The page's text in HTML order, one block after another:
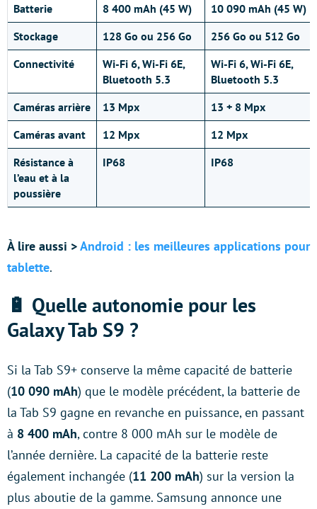
Batterie
8 400 mAh (45 W)
10 090 mAh (45 W)
Stockage
128 Go ou 256 Go
256 Go ou 512 Go
Connectivité
Wi-Fi 6, Wi-Fi 6E,
Bluetooth 5.3
Wi-Fi 6, Wi-Fi 6E,
Bluetooth 5.3
Caméras arrière
13 Mpx
13 + 8 Mpx
Caméras avant
12 Mpx
12 Mpx
Résistance à
l’eau et à la
poussière
IP68 IP68
À lire aussi >Android : les meilleures applications pour
tablette.
🔋 Quelle autonomie pour les
Galaxy Tab S9 ?
Si la Tab S9+ conserve la même capacité de batterie
(10 090 mAh) que le modèle précédent, la batterie de
la Tab S9 gagne en revanche en puissance, en passant
à 8 400 mAh, contre 8 000 mAh sur le modèle de
l’année dernière. La capacité de la batterie reste
également inchangée (11 200 mAh) sur la version la
plus aboutie de la gamme. Samsung annonce une